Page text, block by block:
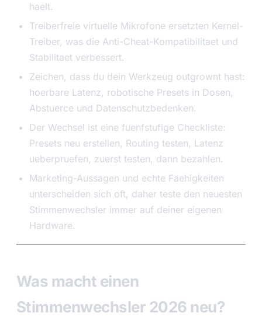
haelt.
Treiberfreie virtuelle Mikrofone ersetzten Kernel-
Treiber, was die Anti-Cheat-Kompatibilitaet und
Stabilitaet verbessert.
Zeichen, dass du dein Werkzeug outgrownt hast:
hoerbare Latenz, robotische Presets in Dosen,
Abstuerce und Datenschutzbedenken.
Der Wechsel ist eine fuenfstufige Checkliste:
Presets neu erstellen, Routing testen, Latenz
ueberpruefen, zuerst testen, dann bezahlen.
Marketing-Aussagen und echte Faehigkeiten
unterscheiden sich oft, daher teste den neuesten
Stimmenwechsler immer auf deiner eigenen
Hardware.
Was macht einen
Stimmenwechsler 2026 neu?